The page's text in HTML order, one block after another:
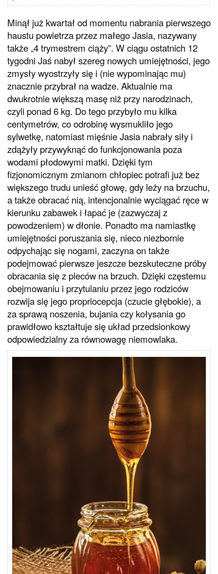
Minął już kwartał od momentu nabrania pierwszego
haustu powietrza przez małego Jasia, nazywany
także „4 trymestrem ciąży”. W ciągu ostatnich 12
tygodni Jaś nabył szereg nowych umiejętności, jego
zmysły wyostrzyły się i (nie wypominając mu)
znacznie przybrał na wadze. Aktualnie ma
dwukrotnie większą masę niż przy narodzinach,
czyli ponad 6 kg. Do tego przybyło mu kilka
centymetrów, co odrobinę wysmukliło jego
sylwetkę, natomiast mięśnie Jasia nabrały siły i
zdążyły przywyknąć do funkcjonowania poza
wodami płodowymi matki. Dzięki tym
fizjonomicznym zmianom chłopiec potrafi już bez
większego trudu unieść głowę, gdy leży na brzuchu,
a także obracać nią, intencjonalnie wyciągać ręce w
kierunku zabawek i łapać je (zazwyczaj z
powodzeniem) w dłonie. Ponadto ma namiastkę
umiejętności poruszania się, nieco niezbornie
odpychając się nogami, zaczyna on także
podejmować pierwsze jeszcze bezskuteczne próby
obracania się z pleców na brzuch. Dzięki częstemu
obejmowaniu i przytulaniu przez jego rodziców
rozwija się jego propriocepcja (czucie głębokie), a
za sprawą noszenia, bujania czy kołysania go
prawidłowo kształtuje się układ przedsionkowy
odpowiedzialny za równowagę niemowlaka.